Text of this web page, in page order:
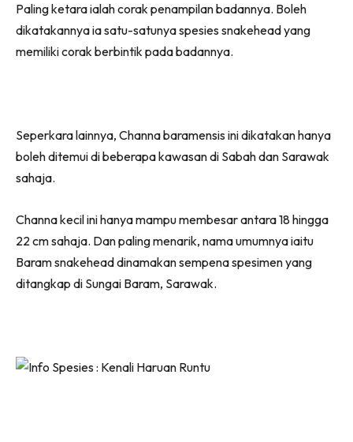
Paling ketara ialah corak penampilan badannya. Boleh
dikatakannya ia satu-satunya spesies snakehead yang
memiliki corak berbintik pada badannya.
Seperkara lainnya, Channa baramensis ini dikatakan hanya
boleh ditemui di beberapa kawasan di Sabah dan Sarawak
sahaja.
Channa kecil ini hanya mampu membesar antara 18 hingga
22 cm sahaja. Dan paling menarik, nama umumnya iaitu
Baram snakehead dinamakan sempena spesimen yang
ditangkap di Sungai Baram, Sarawak.